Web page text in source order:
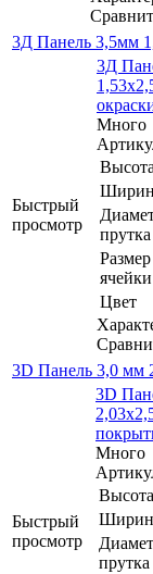
3Д Панель 3,5мм
Быстрый
просмотр
3Д
Много
прутка
Размер
ячейки
Цвет
3D Панель 3,0 мм
Быстрый
просмотр
3D
Много
прутка